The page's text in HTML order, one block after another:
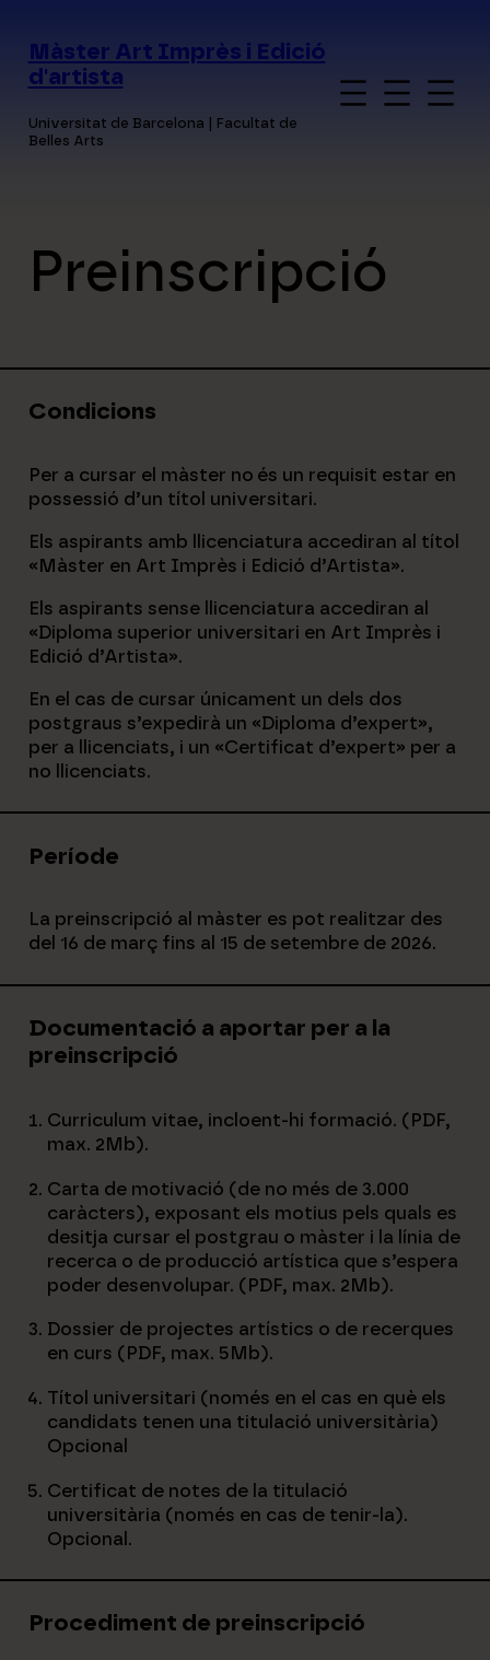
contingut
Màster Art Imprès i Edició
d'artista
Universitat de Barcelona | Facultat de
Belles Arts
Preinscripció
Condicions
Per a cursar el màster no és un requisit estar en
possessió d’un títol universitari.
Els aspirants amb llicenciatura accediran al títol
«Màster en Art Imprès i Edició d’Artista».
Els aspirants sense llicenciatura accediran al
«Diploma superior universitari en Art Imprès i
Edició d’Artista».
En el cas de cursar únicament un dels dos
postgraus s’expedirà un «Diploma d’expert»,
per a llicenciats, i un «Certificat d’expert» per a
no llicenciats.
Període
La preinscripció al màster es pot realitzar des
del 16 de març fins al 15 de setembre de 2026.
Documentació a aportar per a la
preinscripció
Curriculum vitae, incloent-hi formació. (PDF,
max. 2Mb).
Carta de motivació (de no més de 3.000
caràcters), exposant els motius pels quals es
desitja cursar el postgrau o màster i la línia de
recerca o de producció artística que s’espera
poder desenvolupar. (PDF, max. 2Mb).
Dossier de projectes artístics o de recerques
en curs (PDF, max. 5Mb).
Títol universitari (només en el cas en què els
candidats tenen una titulació universitària)
Opcional
Certificat de notes de la titulació
universitària (només en cas de tenir-la).
Opcional.
Procediment de preinscripció